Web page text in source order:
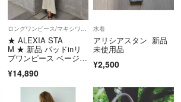
ロングワンピース/マキシワンピース
★ ALEXIA STA
M ★ 新品 パッドinリ
ブワンピース ベージュ
¥14,890
水着
アリシアスタン 新品
未使用品
¥2,500